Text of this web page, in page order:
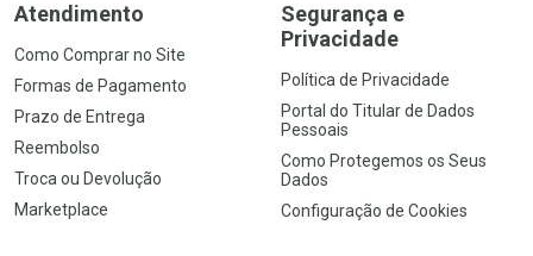
Atendimento
Como Comprar no Site
Formas de Pagamento
Prazo de Entrega
Reembolso
Troca ou Devolução
Marketplace
Segurança e
Privacidade
Política de Privacidade
Portal do Titular de Dados
Pessoais
Como Protegemos os Seus
Dados
Configuração de Cookies